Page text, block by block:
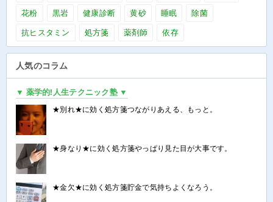
花粉
黒岩 健康診断 黄砂 睡眠
除菌
抗ヒスタミン
処方箋 薬剤師 依存
人気のコラム
▼ 薬学的!人生テクニック塾 ▼
★別れ★に効く処方箋つながりあえる、もっと。
★身なり★に効く処方箋やっぱり見た目が大事です。
★金欠★に効く処方箋貯金で気持ちよくなろう。